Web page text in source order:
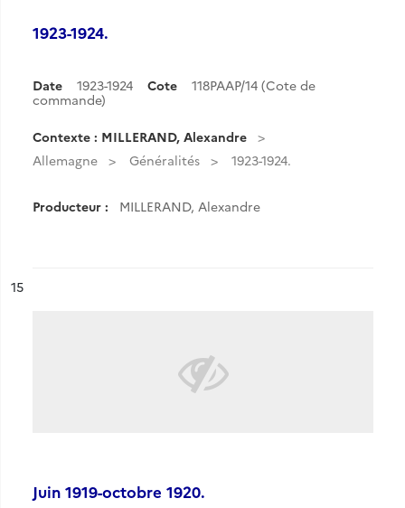
1923-1924.
Date 1923-1924 Cote
118PAAP/14 (Cote de
commande)
Contexte : MILLERAND, Alexandre
Allemagne
Généralités 1923-1924.
Producteur : MILLERAND, Alexandre
n°
15
Juin 1919-octobre 1920.